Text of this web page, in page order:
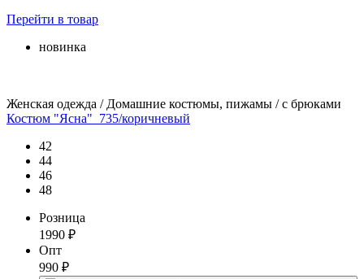
Перейти в товар
новинка
Женская одежда / Домашние костюмы, пижамы / с брюками
Костюм "Ясна"_735/коричневый
42
44
46
48
Розница
1990 ₽
Опт
990 ₽